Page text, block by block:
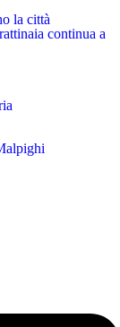
la città
continua a